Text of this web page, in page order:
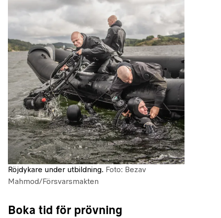
Röjdykare under utbildning. Foto: Bezav
Mahmod/Försvarsmakten
Boka tid för prövning